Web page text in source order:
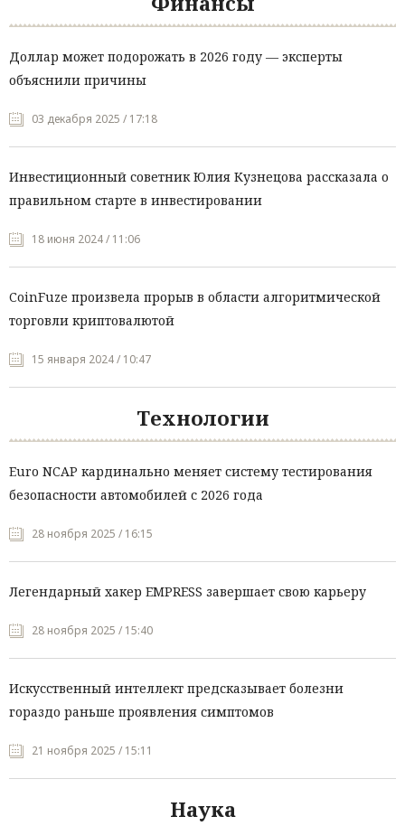
Доллар может подорожать в 2026 году — эксперты
объяснили причины
03 декабря 2025 / 17:18
Инвестиционный советник Юлия Кузнецова рассказала о
правильном старте в инвестировании
18 июня 2024 / 11:06
CoinFuze произвела прорыв в области алгоритмической
торговли криптовалютой
15 января 2024 / 10:47
Технологии
Euro NCAP кардинально меняет систему тестирования
безопасности автомобилей с 2026 года
28 ноября 2025 / 16:15
Легендарный хакер EMPRESS завершает свою карьеру
28 ноября 2025 / 15:40
Искусственный интеллект предсказывает болезни
гораздо раньше проявления симптомов
21 ноября 2025 / 15:11
Наука